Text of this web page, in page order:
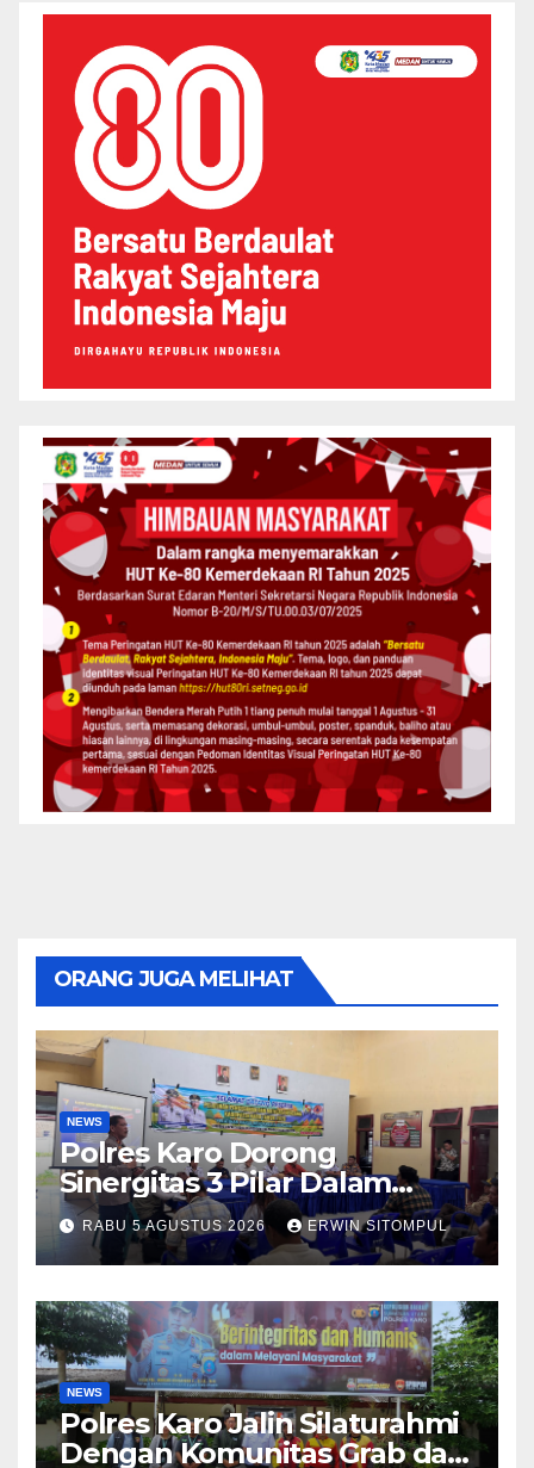
ORANG JUGA MELIHAT
NEWS
Polres Karo Dorong
Sinergitas 3 Pilar Dalam
Pelatihan Pencengahan dan
Mitigasi Bencana Tahun 2026
RABU 5 AGUSTUS 2026 ERWIN SITOMPUL
NEWS
Polres Karo Jalin Silaturahmi
Dengan Komunitas Grab dan